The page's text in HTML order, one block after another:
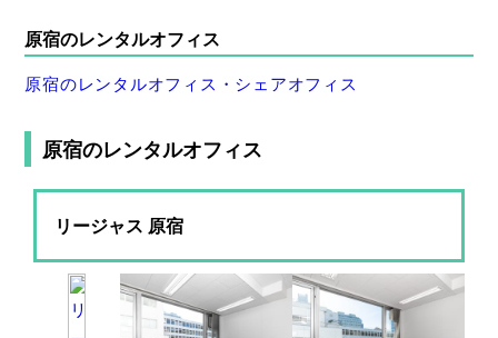
原宿のレンタルオフィス
原宿のレンタルオフィス・シェアオフィス
原宿のレンタルオフィス
リージャス 原宿